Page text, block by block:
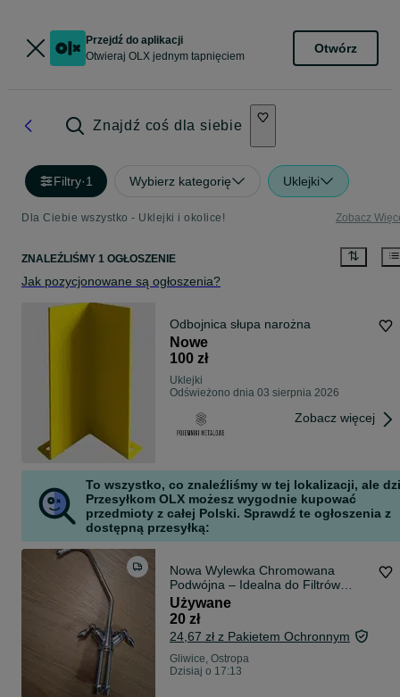
Przejdź do aplikacji
Otwieraj OLX jednym tapnięciem
Otwórz
Znajdź coś dla siebie
Filtry·1 Wybierz kategorię Uklejki
Dla Ciebie wszystko - Uklejki i okolice! Zobacz
ZNALEŹLIŚMY 1 OGŁOSZENIE
Jak pozycjonowane są ogłoszenia?
Odbojnica słupa narożna
Nowe
100 zł
Uklejki
Odświeżono dnia 03 sierpnia 2026
Zobacz więcej
To wszystko, co znaleźliśmy w tej lokalizacji, ale
Przesyłkom OLX możesz wygodnie kupować
przedmioty z całej Polski. Sprawdź te ogłoszenia z
dostępną przesyłką:
Nowa Wylewka Chromowana
Podwójna – Idealna do Filtrów
Wody
Używane
20 zł
24,67 zł z Pakietem Ochronnym
Gliwice, Ostropa
Dzisiaj o 17:13